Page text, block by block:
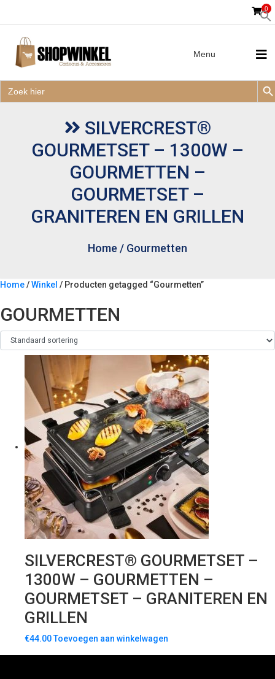
naar:
0
Zoek
naar:
Menu
SILVERCREST®
GOURMETSET – 1300W –
GOURMETTEN –
GOURMETSET –
GRANITEREN EN GRILLEN
Home / Gourmetten
Home/Winkel / Producten getagged “Gourmetten”
GOURMETTEN
SILVERCREST® GOURMETSET –
1300W – GOURMETTEN –
GOURMETSET – GRANITEREN EN
GRILLEN
€44.00Toevoegen aan winkelwagen